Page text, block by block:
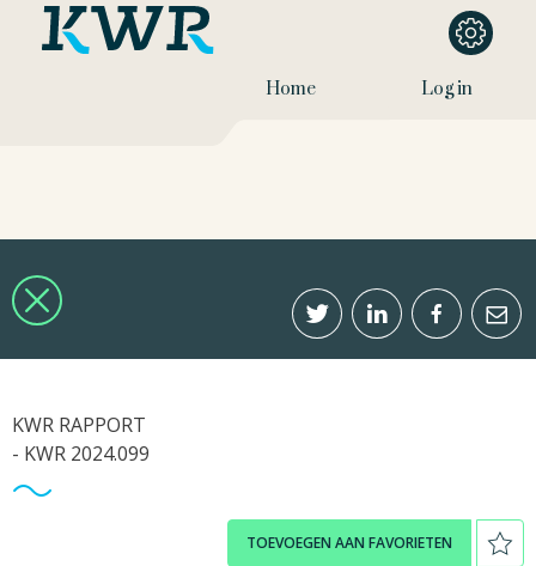
Home Log in
KWR RAPPORT
- KWR 2024.099
TOEVOEGEN AAN FAVORIETEN